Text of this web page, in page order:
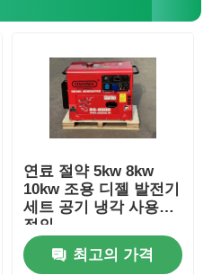
연료 절약 5kw 8kw
10kw 조용 디젤 발전기
세트 공기 냉각 사용자
정의
최고의 가격